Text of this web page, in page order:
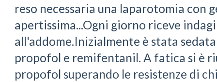
reso necessaria una laparotomia con
apertissima...Ogni giorno riceve
all'addome.Inizialmente è stata
propofol e remifentanil. A fatica si è
propofol superando le resistenze di